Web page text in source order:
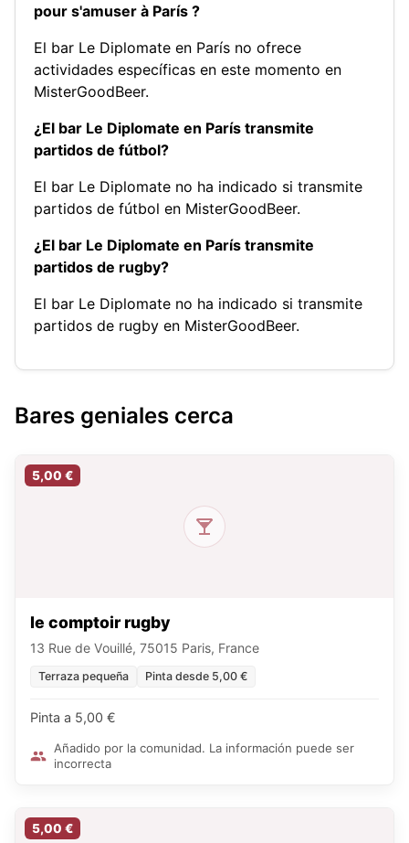
pour s'amuser à París ?
El bar Le Diplomate en París no ofrece
actividades específicas en este momento en
MisterGoodBeer.
¿El bar Le Diplomate en París transmite
partidos de fútbol?
El bar Le Diplomate no ha indicado si transmite
partidos de fútbol en MisterGoodBeer.
¿El bar Le Diplomate en París transmite
partidos de rugby?
El bar Le Diplomate no ha indicado si transmite
partidos de rugby en MisterGoodBeer.
Bares geniales cerca
5,00 €
le comptoir rugby
13 Rue de Vouillé, 75015 Paris, France
Terraza pequeña Pinta desde 5,00 €
Pinta a 5,00 €
Añadido por la comunidad. La información puede ser
incorrecta
5,00 €